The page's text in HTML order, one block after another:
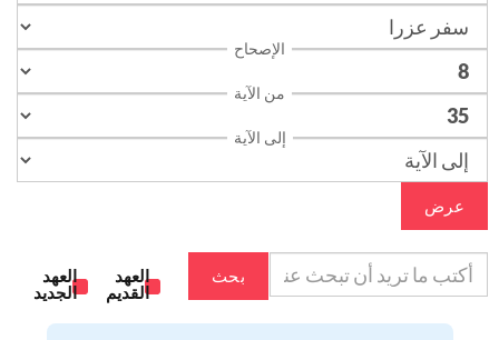
الإصحاح
من الآية
إلى الآية
عرض
بحث
العهد
القديم
العهد
الجديد